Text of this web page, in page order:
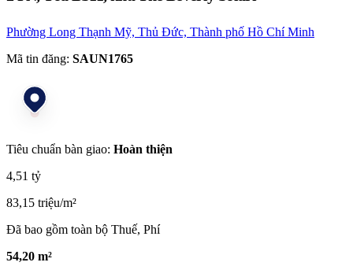
Phường Long Thạnh Mỹ, Thủ Đức, Thành phố Hồ Chí Minh
Mã tin đăng: SAUN1765
Tiêu chuẩn bàn giao: Hoàn thiện
4,51 tỷ
83,15 triệu/m²
Đã bao gồm toàn bộ Thuế, Phí
54,20 m²